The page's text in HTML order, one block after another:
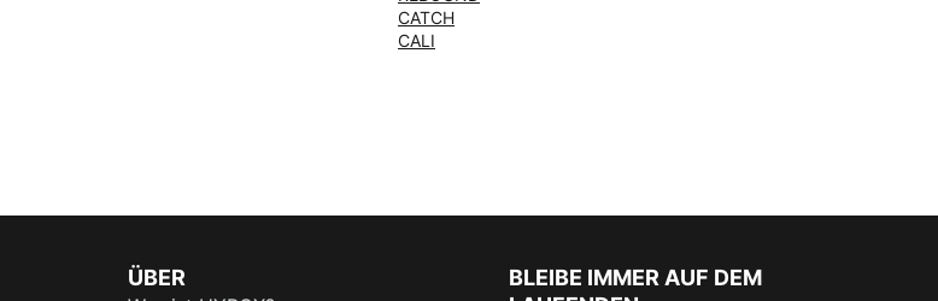
CATCH
CALI
ÜBER
BLEIBE IMMER AUF DEM